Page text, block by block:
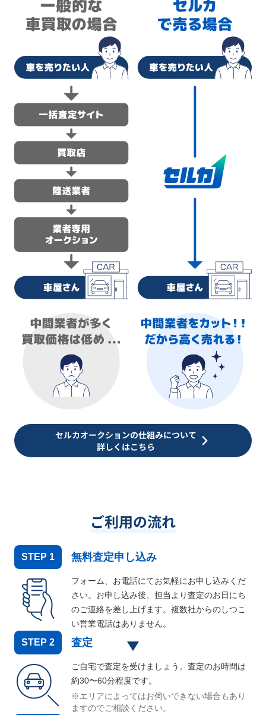
セルカオークションの仕組みについて
詳しくはこちら
ご利用の流れ
STEP 1 無料査定申し込み
フォーム、お電話にてお気軽にお申し込みくだ
さい。お申し込み後、担当より査定のお日にち
のご連絡を差し上げます。複数社からのしつこ
い営業電話はありません。
STEP 2 査定
ご自宅で査定を受けましょう。査定のお時間は
約30〜60分程度です。
※エリアによってはお伺いできない場合もあり
ますのでご相談ください。